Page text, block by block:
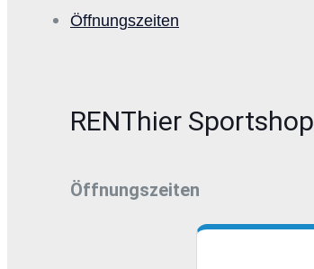
Öffnungszeiten
RENThier Sportshop
Öffnungszeiten